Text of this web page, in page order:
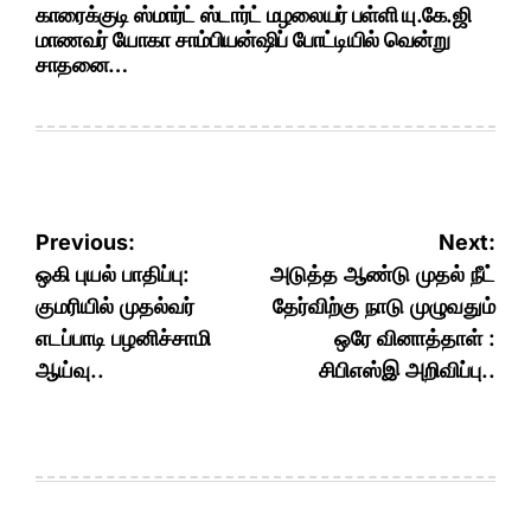
காரைக்குடி ஸ்மார்ட் ஸ்டார்ட் மழலையர் பள்ளி யு.கே.ஜி
மாணவர் யோகா சாம்பியன்ஷிப் போட்டியில் வென்று
சாதனை…
Post
navigation
Previous:
ஒகி புயல் பாதிப்பு:
குமரியில் முதல்வர்
எடப்பாடி பழனிச்சாமி
ஆய்வு..
Next:
அடுத்த ஆண்டு முதல் நீட்
தேர்விற்கு நாடு முழுவதும்
ஒரே வினாத்தாள் :
சிபிஎஸ்இ அறிவிப்பு..